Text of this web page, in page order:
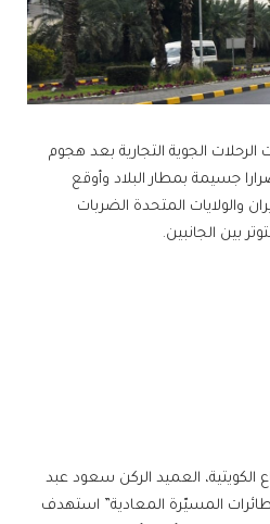
الرحلات الجوية التجارية بعد هجوم
جسيمة بمطار البلاد وأوقع
والولايات المتحدة الضربات
بين الجانبين.
الكويتية، العميد الركن سعود عبد
المسيّرة المعادية” استهدف